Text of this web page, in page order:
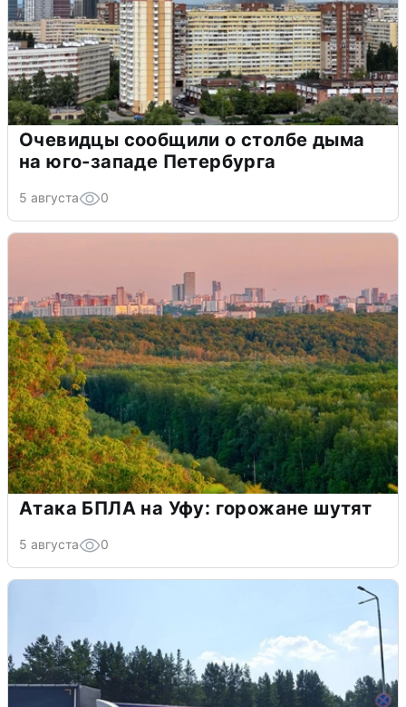
Очевидцы сообщили о столбе дыма
на юго-западе Петербурга
5 августа 0
Атака БПЛА на Уфу: горожане шутят
5 августа 0